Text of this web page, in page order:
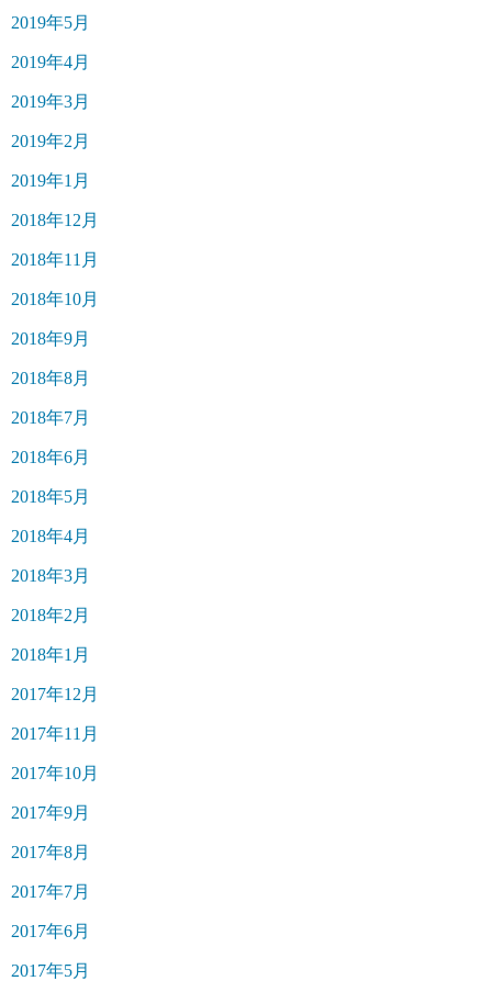
2019年5月
2019年4月
2019年3月
2019年2月
2019年1月
2018年12月
2018年11月
2018年10月
2018年9月
2018年8月
2018年7月
2018年6月
2018年5月
2018年4月
2018年3月
2018年2月
2018年1月
2017年12月
2017年11月
2017年10月
2017年9月
2017年8月
2017年7月
2017年6月
2017年5月